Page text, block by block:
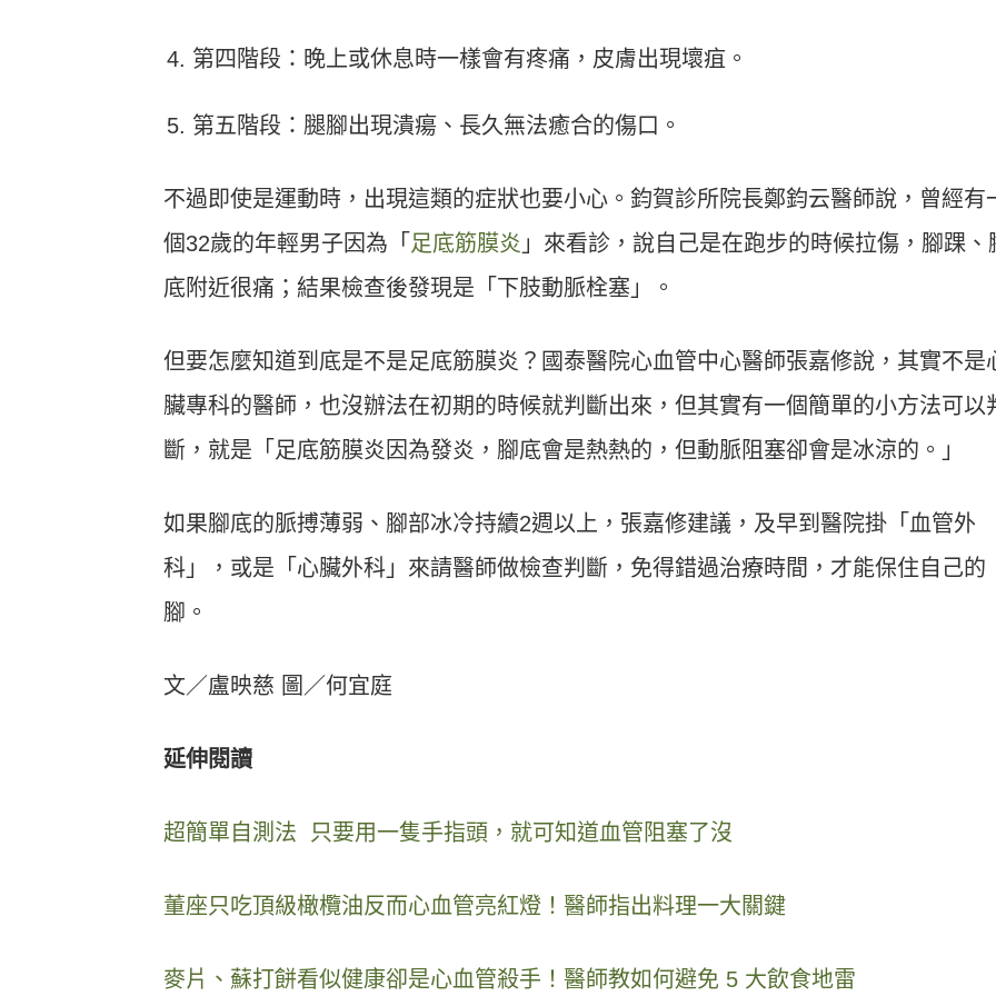
第四階段：晚上或休息時一樣會有疼痛，皮膚出現壞疽。
第五階段：腿腳出現潰瘍、長久無法癒合的傷口。
不過即使是運動時，出現這類的症狀也要小心。鈞賀診所院長鄭鈞云醫師說，曾經有
個32歲的年輕男子因為「 足底筋膜炎 」來看診，說自己是在跑步的時候拉傷，腳踝、
底附近很痛；結果檢查後發現是「下肢動脈栓塞」。
但要怎麼知道到底是不是足底筋膜炎？國泰醫院心血管中心醫師張嘉修說，其實不是
臟專科的醫師，也沒辦法在初期的時候就判斷出來，但其實有一個簡單的小方法可以
斷，就是「足底筋膜炎因為發炎，腳底會是熱熱的，但動脈阻塞卻會是冰涼的。」
如果腳底的脈搏薄弱、腳部冰冷持續2週以上，張嘉修建議，及早到醫院掛「血管外
科」，或是「心臟外科」來請醫師做檢查判斷，免得錯過治療時間，才能保住自己的
腳。
文／盧映慈 圖／何宜庭
延伸閱讀
超簡單自測法 只要用一隻手指頭，就可知道血管阻塞了沒
董座只吃頂級橄欖油反而心血管亮紅燈！醫師指出料理一大關鍵
麥片、蘇打餅看似健康卻是心血管殺手！醫師教如何避免 5 大飲食地雷